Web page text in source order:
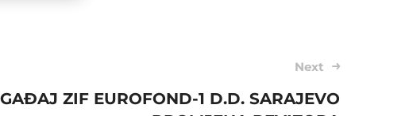
Next
ZIF EUROFOND-1 D.D. SARAJEVO